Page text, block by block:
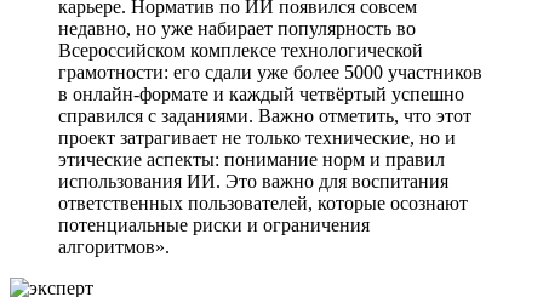
карьере. Норматив по ИИ появился совсем
недавно, но уже набирает популярность во
Всероссийском комплексе технологической
грамотности: его сдали уже более 5000 участников
в онлайн-формате и каждый четвёртый успешно
справился с заданиями. Важно отметить, что этот
проект затрагивает не только технические, но и
этические аспекты: понимание норм и правил
использования ИИ. Это важно для воспитания
ответственных пользователей, которые осознают
потенциальные риски и ограничения
алгоритмов».